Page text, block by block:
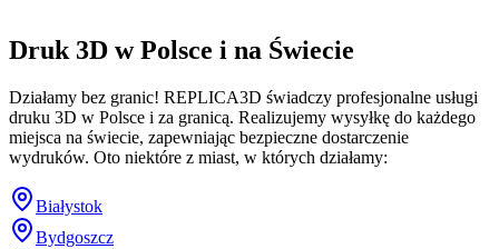
Druk 3D w Polsce i na Świecie
Działamy bez granic! REPLICA3D świadczy profesjonalne usługi
druku 3D w Polsce i za granicą. Realizujemy wysyłkę do każdego
miejsca na świecie, zapewniając bezpieczne dostarczenie
wydruków. Oto niektóre z miast, w których działamy:
Białystok
Bydgoszcz